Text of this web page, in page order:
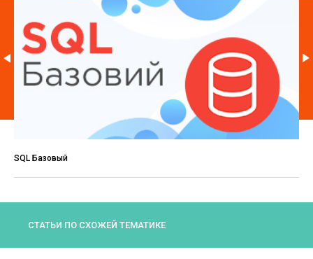
SQL Базовый
СТАТЬИ ПО СХОЖЕЙ ТЕМАТИКЕ